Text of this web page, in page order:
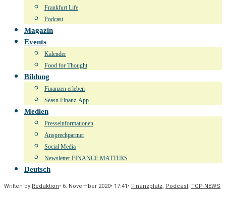
Frankfurt Life
Podcast
Magazin
Events
Kalender
Food for Thought
Bildung
Finanzen erleben
Seasn Finanz-App
Medien
Presseinformationen
Ansprechpartner
Social Media
Newsletter FINANCE MATTERS
Deutsch
Written by Redaktion• 6. November 2020• 17:41 • Finanzplatz, Podcast, TOP-NEWS